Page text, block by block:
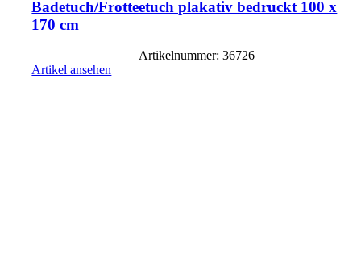
Badetuch/Frotteetuch plakativ bedruckt 100 x
170 cm
Artikelnummer: 36726
Artikel ansehen